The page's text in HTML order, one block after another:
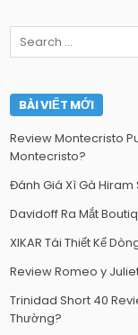
Search
BÀI VIẾT MỚI
Review Montecristo
Montecristo?
Đánh Giá Xì Gà
Davidoff Ra Mắt
XIKAR Tái Thiết Kế
Review Romeo y
Trinidad Short 40
Thường?